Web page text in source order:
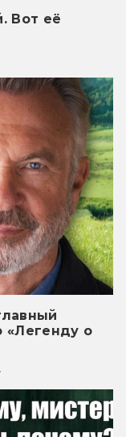
Вот её
«Легенду о